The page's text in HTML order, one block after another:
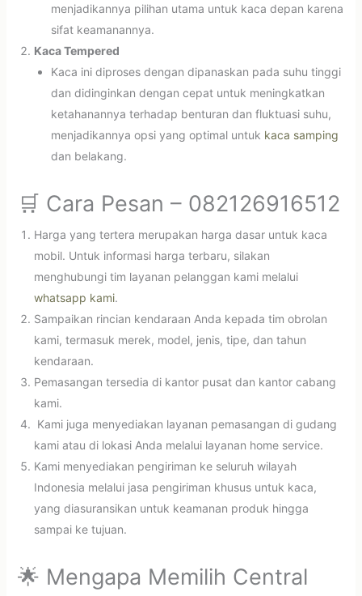
menjadikannya pilihan utama untuk kaca depan karena
sifat keamanannya.
Kaca Tempered
Kaca ini diproses dengan dipanaskan pada suhu tinggi
dan didinginkan dengan cepat untuk meningkatkan
ketahanannya terhadap benturan dan fluktuasi suhu,
menjadikannya opsi yang optimal untuk kaca samping
dan belakang.
🛒 Cara Pesan – 082126916512
Harga yang tertera merupakan harga dasar untuk kaca
mobil. Untuk informasi harga terbaru, silakan
menghubungi tim layanan pelanggan kami melalui
whatsapp kami.
Sampaikan rincian kendaraan Anda kepada tim obrolan
kami, termasuk merek, model, jenis, tipe, dan tahun
kendaraan.
Pemasangan tersedia di kantor pusat dan kantor cabang
kami.
Kami juga menyediakan layanan pemasangan di gudang
kami atau di lokasi Anda melalui layanan home service.
Kami menyediakan pengiriman ke seluruh wilayah
Indonesia melalui jasa pengiriman khusus untuk kaca,
yang diasuransikan untuk keamanan produk hingga
sampai ke tujuan.
🌟 Mengapa Memilih Central